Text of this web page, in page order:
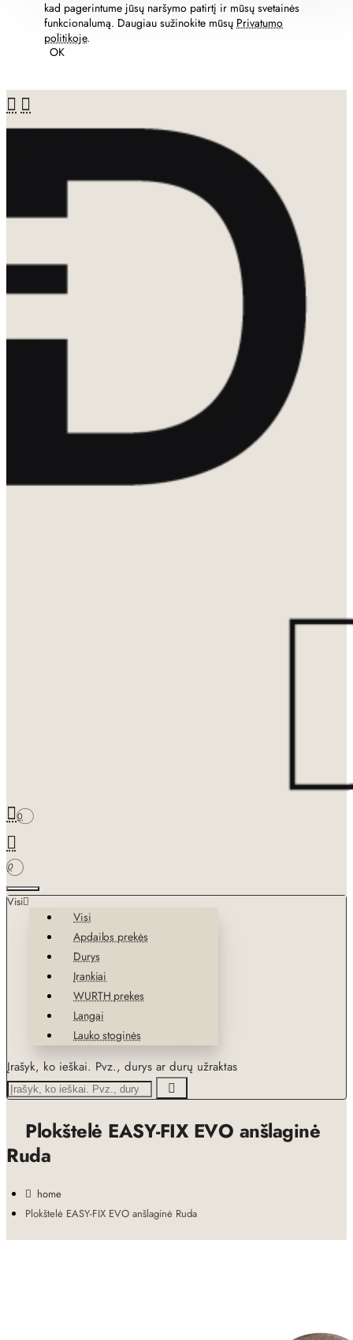
kad pagerintume jūsų naršymo patirtį ir mūsų svetainės
funkcionalumą. Daugiau sužinokite mūsų Privatumo
politikoje.
OK
0
0
Visi
Visi
Apdailos prekės
Durys
Įrankiai
WURTH prekes
Langai
Lauko stoginės
Įrašyk, ko ieškai. Pvz., durys ar durų užraktas
Plokštelė EASY-FIX EVO anšlaginė
Ruda
home
Plokštelė EASY-FIX EVO anšlaginė Ruda